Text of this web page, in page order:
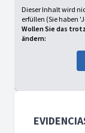
Dieser Inhalt wird
erfüllen (Sie haben
Wollen Sie das
ändern: